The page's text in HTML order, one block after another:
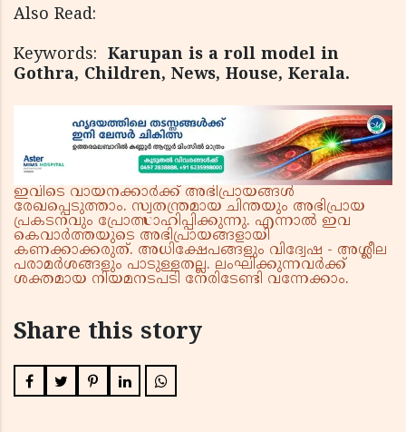
Also Read:
Keywords: Karupan is a roll model in
Gothra, Children, News, House, Kerala.
ഇവിടെ വായനക്കാർക്ക് അഭിപ്രായങ്ങൾ
രേഖപ്പെടുത്താം. സ്വതന്ത്രമായ ചിന്തയും അഭിപ്രായ
പ്രകടനവും പ്രോത്സാഹിപ്പിക്കുന്നു. എന്നാൽ ഇവ
കെവാർത്തയുടെ അഭിപ്രായങ്ങളായി
കണക്കാക്കരുത്. അധിക്ഷേപങ്ങളും വിദ്വേഷ - അശ്ലീല
പരാമർശങ്ങളും പാടുള്ളതല്ല. ലംഘിക്കുന്നവർക്ക്
ശക്തമായ നിയമനടപടി നേരിടേണ്ടി വന്നേക്കാം.
Share this story